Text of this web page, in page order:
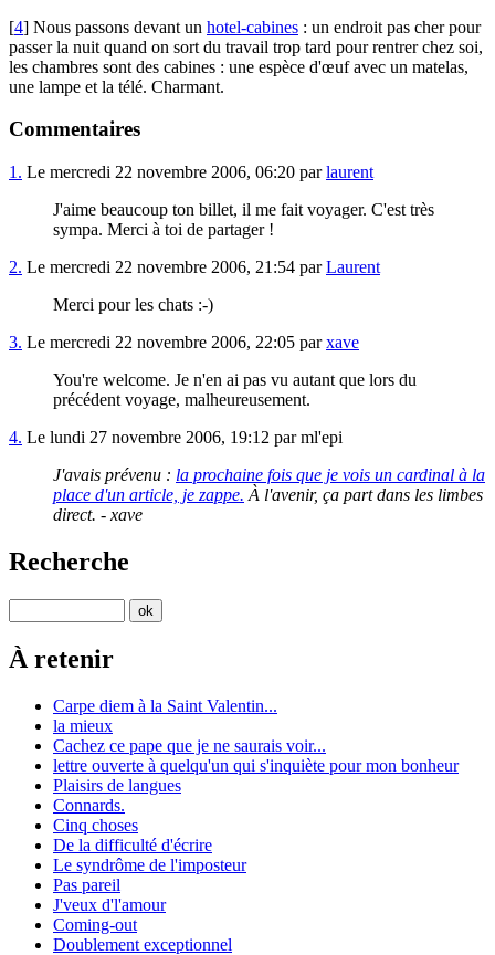
[4] Nous passons devant un hotel-cabines : un endroit pas cher pour
passer la nuit quand on sort du travail trop tard pour rentrer chez soi,
les chambres sont des cabines : une espèce d'œuf avec un matelas,
une lampe et la télé. Charmant.
Commentaires
1. Le mercredi 22 novembre 2006, 06:20 parlaurent
J'aime beaucoup ton billet, il me fait voyager. C'est très
sympa. Merci à toi de partager !
2. Le mercredi 22 novembre 2006, 21:54 parLaurent
Merci pour les chats :-)
3. Le mercredi 22 novembre 2006, 22:05 parxave
You're welcome. Je n'en ai pas vu autant que lors du
précédent voyage, malheureusement.
4. Le lundi 27 novembre 2006, 19:12 par ml'epi
J'avais prévenu : la prochaine fois que je vois un cardinal à la
place d'un article, je zappe. À l'avenir, ça part dans les limbes
direct. - xave
Recherche
À retenir
Carpe diem à la Saint Valentin...
la mieux
Cachez ce pape que je ne saurais voir...
lettre ouverte à quelqu'un qui s'inquiète pour mon bonheur
Plaisirs de langues
Connards.
Cinq choses
De la difficulté d'écrire
Le syndrôme de l'imposteur
Pas pareil
J'veux d'l'amour
Coming-out
Doublement exceptionnel